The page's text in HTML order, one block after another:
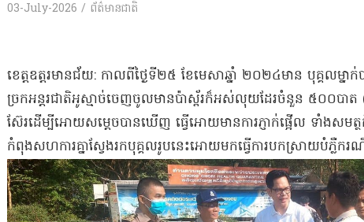
03-July-2026 / ព័ត៌មានជាតិ
ខេត្ត​ឧ​ត្ត​រ​មានជ័យ​: កាលពី​ថ្ងៃទី​២៥ ខែមេសា​ឆ្នាំ ២០២៤​មាន បុគ្គល​ម្ន
ច្រក​អន្តរជាតិ​អូ​ស្មាច់​ចេញចូល​មាន​ប៉ាស្ព័រ​ក៏​អស់​លុយ​ដែរ​ចំនួន ៥០០​ប
ស៊ែរ​ដើម្បីអោយ​សម្តេច​បានឃើញ ធ្វើអោយមាន​ការភ្ញាក់ផ្អើល ទាំង​សមត្ថកិ
កំពុង​សហការគ្នា​ស្វែងរក​បុគ្គល​រូបនេះ​អោយមកធ្វើ​ការបកស្រាយ​បំភ្លឺ​ករ